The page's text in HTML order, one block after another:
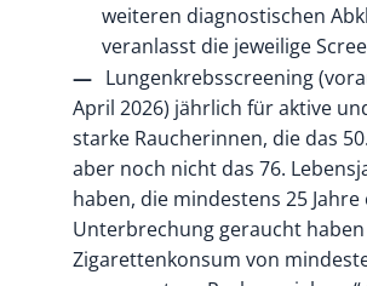
weiteren diagnostischen
veranlasst die jeweilige
Lungenkrebsscreening
April 2026) jährlich für aktive
starke Raucherinnen, die das
aber noch nicht das 76.
haben, die mindestens 25
Unterbrechung geraucht
Zigarettenkonsum von